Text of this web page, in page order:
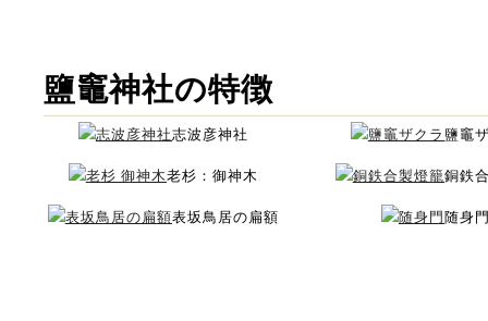
鹽竈神社の特徴
志波彦神社 鹽竈
老杉：御神木 銅鉄
表坂鳥居の扁額 随身